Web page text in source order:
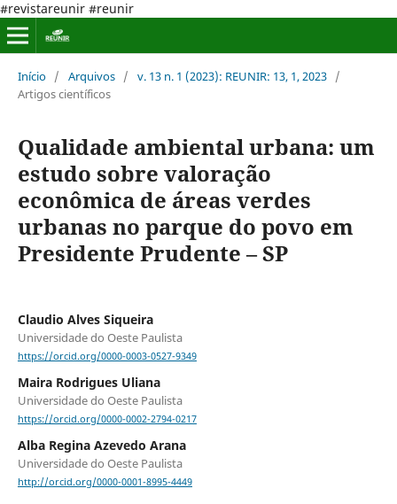
#revistareunir #reunir
Início / Arquivos / v. 13 n. 1 (2023): REUNIR: 13, 1, 2023 /
Artigos científicos
Qualidade ambiental urbana: um
estudo sobre valoração
econômica de áreas verdes
urbanas no parque do povo em
Presidente Prudente – SP
Claudio Alves Siqueira
Universidade do Oeste Paulista
https://orcid.org/0000-0003-0527-9349
Maira Rodrigues Uliana
Universidade do Oeste Paulista
https://orcid.org/0000-0002-2794-0217
Alba Regina Azevedo Arana
Universidade do Oeste Paulista
http://orcid.org/0000-0001-8995-4449